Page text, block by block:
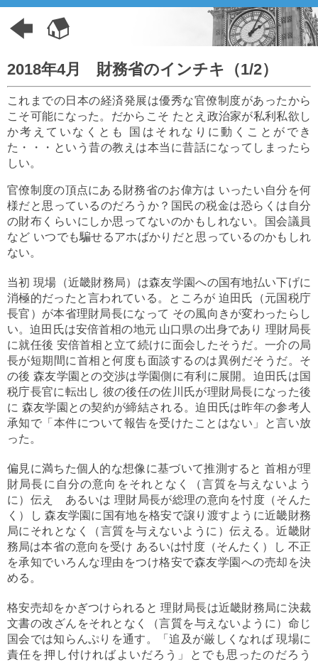
2018年4月 財務省のインチキ（1/2）
これまでの日本の経済発展は優秀な官僚制度があったから
こそ可能になった。だからこそ たとえ政治家が私利私欲し
か考えていなくとも 国はそれなりに動くことができ
た・・・という昔の教えは本当に昔話になってしまったら
しい。
官僚制度の頂点にある財務省のお偉方は いったい自分を何
様だと思っているのだろうか？国民の税金は恐らくは自分
の財布くらいにしか思ってないのかもしれない。国会議員
など いつでも騙せるアホばかりだと思っているのかもしれ
ない。
当初 現場（近畿財務局）は森友学園への国有地払い下げに
消極的だったと言われている。ところが 迫田氏（元国税庁
長官）が本省理財局長になって その風向きが変わったらし
い。迫田氏は安倍首相の地元 山口県の出身であり 理財局長
に就任後 安倍首相と立て続けに面会したそうだ。一介の局
長が短期間に首相と何度も面談するのは異例だそうだ。そ
の後 森友学園との交渉は学園側に有利に展開。迫田氏は国
税庁長官に転出し 彼の後任の佐川氏が理財局長になった後
に 森友学園との契約が締結される。迫田氏は昨年の参考人
承知で「本件について報告を受けたことはない」と言い放
った。
偏見に満ちた個人的な想像に基づいて推測すると 首相が理
財局長に自分の意向をそれとなく（言質を与えないよう
に）伝え あるいは 理財局長が総理の意向を忖度（そんた
く）し 森友学園に国有地を格安で譲り渡すように近畿財務
局にそれとなく（言質を与えないように）伝える。近畿財
務局は本省の意向を受け あるいは忖度（そんたく）し 不正
を承知でいろんな理由をつけ格安で森友学園への売却を決
める。
格安売却をかぎつけられると 理財局長は近畿財務局に決裁
文書の改ざんをそれとなく（言質を与えないように）命じ
国会では知らんぷりを通す。「追及が厳しくなれば 現場に
責任を押し付ければよいだろう」とでも思ったのだろう